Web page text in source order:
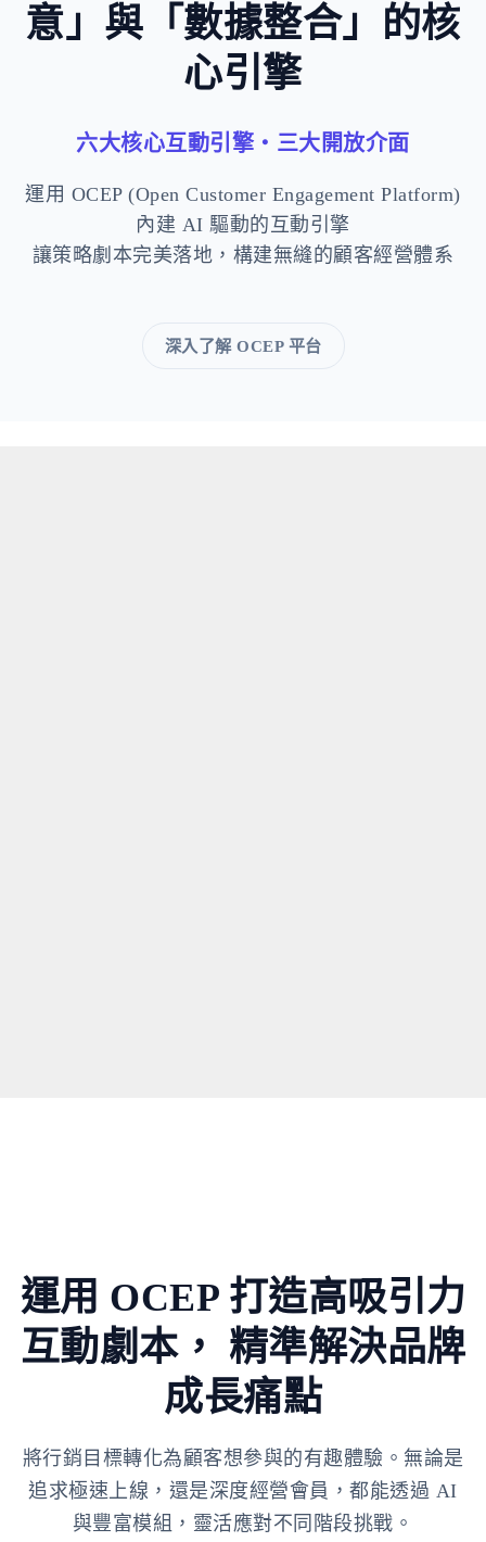
意」與「數據整合」的核
心引擎
六大核心互動引擎・三大開放介面
運用 OCEP (Open Customer Engagement Platform)
內建 AI 驅動的互動引擎
讓策略劇本完美落地，構建無縫的顧客經營體系
深入了解 OCEP 平台
運用 OCEP 打造高吸引力
互動劇本， 精準解決品牌
成長痛點
將行銷目標轉化為顧客想參與的有趣體驗。無論是
追求極速上線，還是深度經營會員，都能透過 AI
與豐富模組，靈活應對不同階段挑戰。